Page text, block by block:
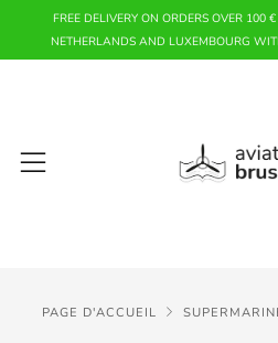
FREE DELIVERY ON ORDERS OVER 100
NETHERLANDS AND LUXEMBOURG
Menu
PAGE D'ACCUEIL